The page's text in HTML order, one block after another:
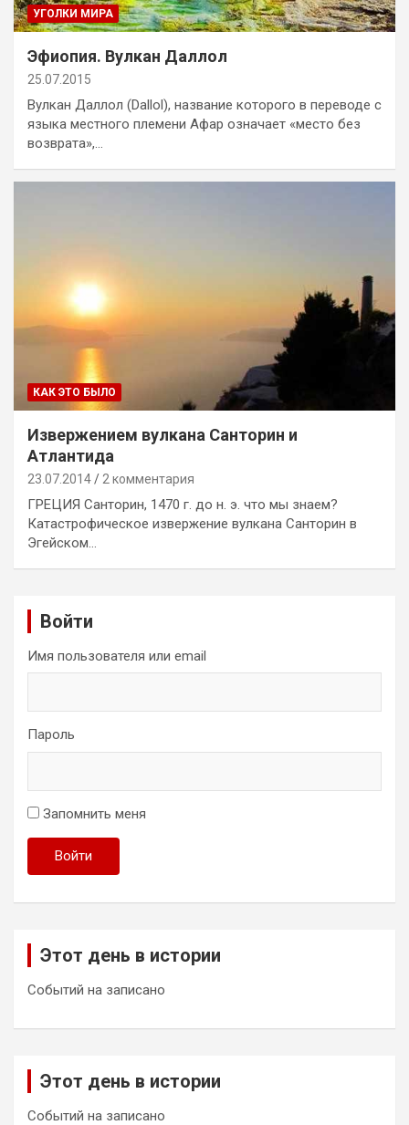
УГОЛКИ МИРА
Эфиопия. Вулкан Даллол
25.07.2015
Вулкан Даллол (Dallol), название которого в переводе с
языка местного племени Афар означает «место без
возврата»,…
КАК ЭТО БЫЛО
Извержением вулкана Санторин и
Атлантида
23.07.2014 2 комментария
ГРЕЦИЯ Санторин, 1470 г. до н. э. что мы знаем?
Катастрофическое извержение вулкана Санторин в
Эгейском…
Войти
Имя пользователя или email
Пароль
Запомнить меня
Войти
Этот день в истории
Событий на записано
Этот день в истории
Событий на записано